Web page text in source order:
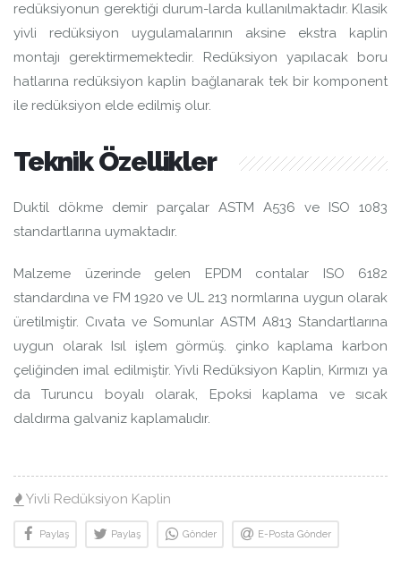
redüksiyonun gerektiği durum-larda kullanılmaktadır. Klasik
yivli redüksiyon uygulamalarının aksine ekstra kaplin
montajı gerektirmemektedir. Redüksiyon yapılacak boru
hatlarına redüksiyon kaplin bağlanarak tek bir komponent
ile redüksiyon elde edilmiş olur.
Teknik Özellikler
Duktil dökme demir parçalar ASTM A536 ve ISO 1083
standartlarına uymaktadır.
Malzeme üzerinde gelen EPDM contalar ISO 6182
standardına ve FM 1920 ve UL 213 normlarına uygun olarak
üretilmiştir. Cıvata ve Somunlar ASTM A813 Standartlarına
uygun olarak Isıl işlem görmüş. çinko kaplama karbon
çeliğinden imal edilmiştir. Yivli Redüksiyon Kaplin, Kırmızı ya
da Turuncu boyalı olarak, Epoksi kaplama ve sıcak
daldırma galvaniz kaplamalıdır.
Yivli Redüksiyon Kaplin
Paylaş Paylaş Gönder E-Posta Gönder